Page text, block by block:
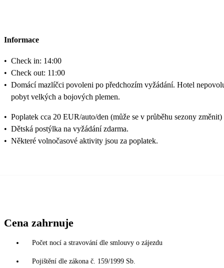
Informace
• Check in: 14:00
• Check out: 11:00
• Domácí mazlíčci povoleni po předchozím vyžádání. Hotel
pobyt velkých a bojových plemen.
• Poplatek cca 20 EUR/auto/den (může se v průběhu sezony změnit)
• Dětská postýlka na vyžádání zdarma.
• Některé volnočasové aktivity jsou za poplatek.
Cena zahrnuje
Počet nocí a stravování dle smlouvy o zájezdu
Pojištění dle zákona č. 159/1999 Sb.